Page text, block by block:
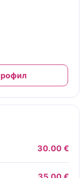
30.00 €